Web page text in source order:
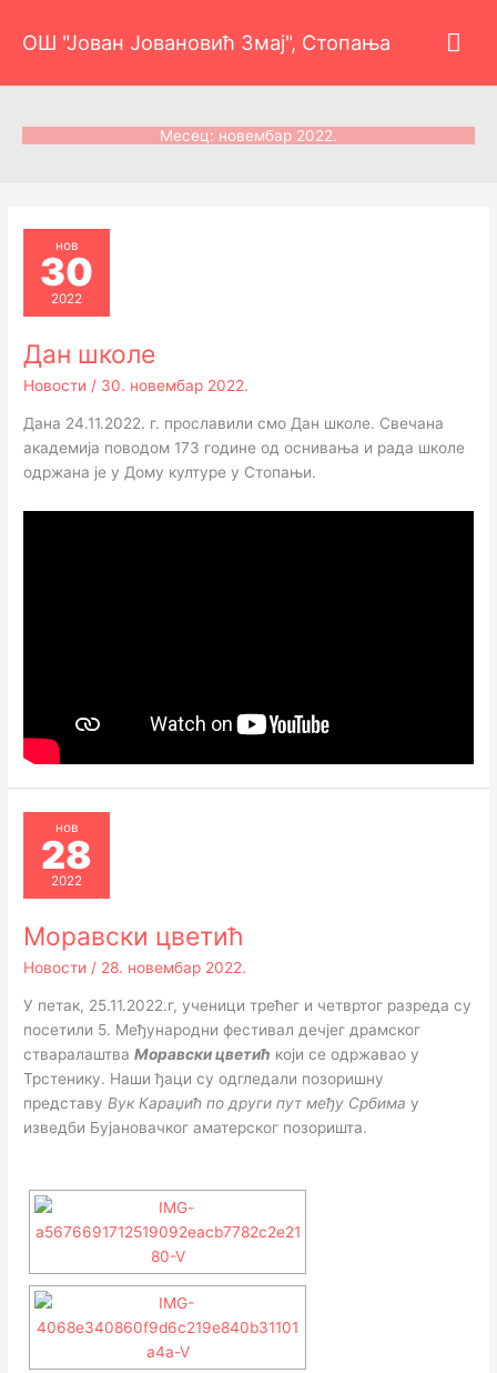
ОШ "Јован Јовановић Змај", Стопања
Месец: новембар 2022.
нов
30
2022
Дан школе
Новости / 30. новембар 2022.
Дана 24.11.2022. г. прославили смо Дан школе. Свечана
академија поводом 173 године од оснивања и рада школе
одржана је у Дому културе у Стопањи.
нов
28
2022
Моравски цветић
Новости / 28. новембар 2022.
У петак, 25.11.2022.г, ученици трећег и четвртог разреда су
посетили 5. Међународни фестивал дечјег драмског
стваралаштваМоравски цветић који се одржавао у
Трстенику. Наши ђаци су одгледали позоришну
представуВук Караџић по други пут међу Србимау
изведби Бујановачког аматерског позоришта.